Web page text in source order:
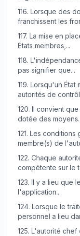
116. Lorsque des
franchissent les
117. La mise en
États membres,...
118.
pas signifier que...
119. Lorsqu'un État
autorités de
120. Il convient
dotée des
121. Les conditions
membre(s) de
122. Chaque
compétente sur le
123. Il y a lieu que
l'application...
124. Lorsque le
personnel a lieu
125. L'autorité chef